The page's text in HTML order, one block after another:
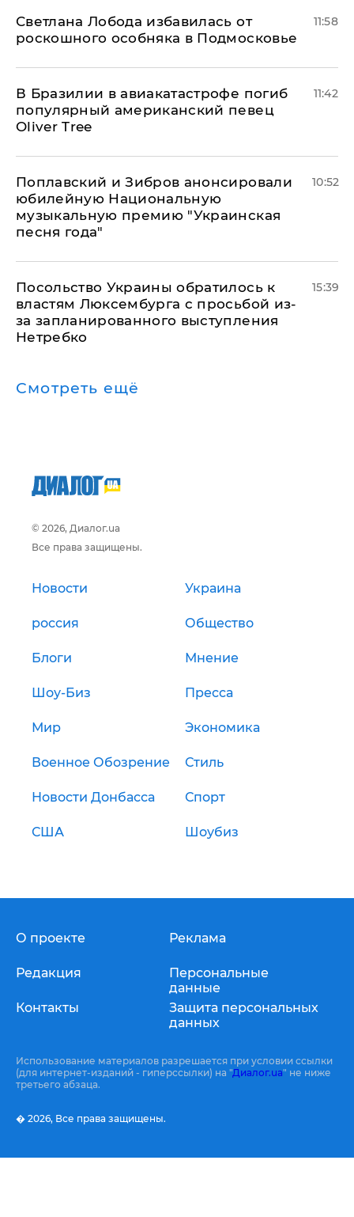
Светлана Лобода избавилась от
роскошного особняка в Подмосковье
11:58
В Бразилии в авиакатастрофе погиб
популярный американский певец
Oliver Tree
11:42
Поплавский и Зибров анонсировали
юбилейную Национальную
музыкальную премию "Украинская
песня года"
10:52
Посольство Украины обратилось к
властям Люксембурга с просьбой из-
за запланированного выступления
Нетребко
15:39
Смотреть ещё
© 2026, Диалог.ua
Все права защищены.
Новости Украина
россия Общество
Блоги Мнение
Шоу-Биз Пресса
Мир Экономика
Военное Обозрение Стиль
Новости Донбасса Спорт
США Шоубиз
О проекте
Редакция
Контакты
Реклама
Персональные
данные
Защита персональных
данных
Использование материалов разрешается при условии ссылки
(для интернет-изданий - гиперссылки) на "Диалог.ua" не ниже
третьего абзаца.
� 2026, Все права защищены.